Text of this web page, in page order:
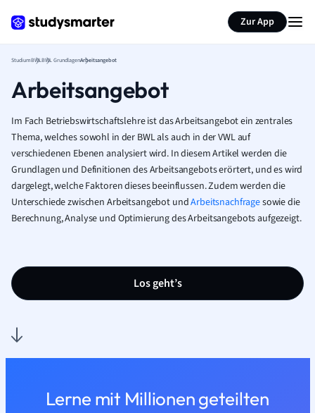
Zur App
StudiumBWLBWL GrundlagenArbeitsangebot
Arbeitsangebot
Im Fach Betriebswirtschaftslehre ist das Arbeitsangebot ein zentrales
Thema, welches sowohl in der BWL als auch in der VWL auf
verschiedenen Ebenen analysiert wird. In diesem Artikel werden die
Grundlagen und Definitionen des Arbeitsangebots erörtert, und es wird
dargelegt, welche Faktoren dieses beeinflussen. Zudem werden die
Unterschiede zwischen Arbeitsangebot undArbeitsnachfragesowie die
Berechnung, Analyse und Optimierung des Arbeitsangebots aufgezeigt.
Los geht’s
Lerne mit Millionen geteilten